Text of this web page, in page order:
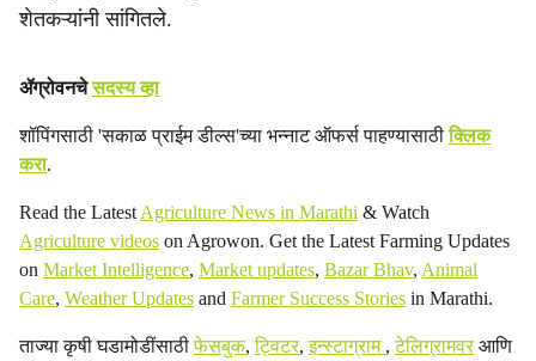
शेतकऱ्यांनी सांगितले.
ॲग्रोवनचेसदस्य व्हा
शॉपिंगसाठी 'सकाळ प्राईम डील्स'च्या भन्नाट ऑफर्स पाहण्यासाठीक्लिक
करा.
Read the Latest Agriculture News in Marathi & Watch
Agriculture videos on Agrowon. Get the Latest Farming Updates
on Market Intelligence, Market updates, Bazar Bhav, Animal
Care, Weather Updates and Farmer Success Stories in Marathi.
ताज्या कृषी घडामोडींसाठीफेसबुक,ट्विटर,इन्स्टाग्राम ,टेलिग्रामवरआणि